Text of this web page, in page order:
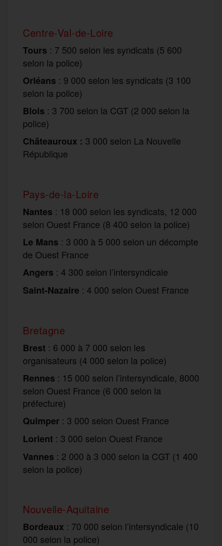
Centre-Val-de-Loire
Tours : 7 500 selon les syndicats (5 600
selon la police)
Orléans : 9 000 selon les syndicats (3 100
selon la police)
Blois : 3 700 selon la CGT (2 000 selon la
police)
Châteauroux : 3 000 selon La Nouvelle
République
Pays-de-la-Loire
Nantes : 18 000 selon les syndicats, 12 000
selon Ouest France (8 400 selon la police)
Le Mans : 3 000 à 5 000 selon un décompte
de Ouest France
Angers : 4 300 selon l’intersyndicale
Saint-Nazaire : 4 000 selon Ouest France
Bretagne
Brest : 6 000 à 7 000 selon les
organisateurs (4 000 selon la police)
Rennes : 15 000 selon l’intersyndicale, 8000
selon Ouest France (6 000 selon la
préfecture)
Quimper : 3 000 selon Ouest France
Lorient : 3 000 selon Ouest France
Vannes : 2 000 à 3 000 selon la CGT (1 400
selon la police)
Nouvelle-Aquitaine
Bordeaux : 70 000 selon l’intersyndicale (10
000 selon la police)